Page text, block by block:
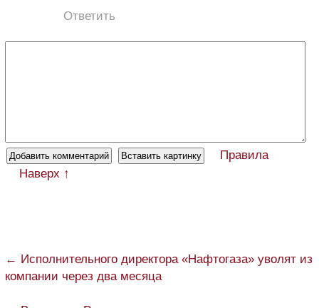
Ответить
Правила
Наверх ↑
← Исполнительного директора «Нафтогаза» уволят из
компании через два месяца